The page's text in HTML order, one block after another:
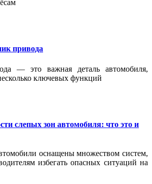
привода
— это важная деталь автомобиля,
ключевых функций
слепых зон автомобиля: что это и
оснащены множеством систем,
избегать опасных ситуаций на